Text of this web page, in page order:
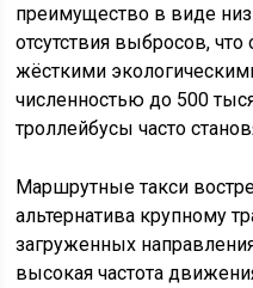
преимущество в виде
отсутствия выбросов,
жёсткими
численностью до 500
троллейбусы часто
Маршрутные такси
альтернатива крупному
загруженных
высокая частота